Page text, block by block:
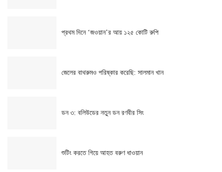
প্রথম দিনে ‘জওয়ান’র আয় ১২৫ কোটি রুপি
জেলের বাথরুমও পরিষ্কার করেছি: সালমান খান
ডন ৩: বলিউডের নতুন ডন রণবীর সিং
শুটিং করতে গিয়ে আহত বরুণ ধাওয়ান